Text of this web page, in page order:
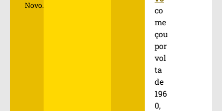
Novo.
co
me
çou
por
vol
ta
de
196
0,